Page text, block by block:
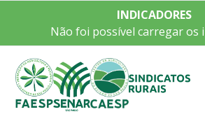
INDICADORES
Não foi possível carregar os